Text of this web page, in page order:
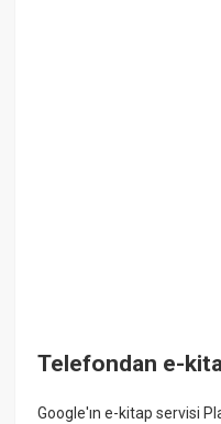
Telefondan e-
Google'ın e-kitap servisi